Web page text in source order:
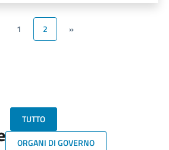
1 2 »
TUTTO
ORGANI DI GOVERNO